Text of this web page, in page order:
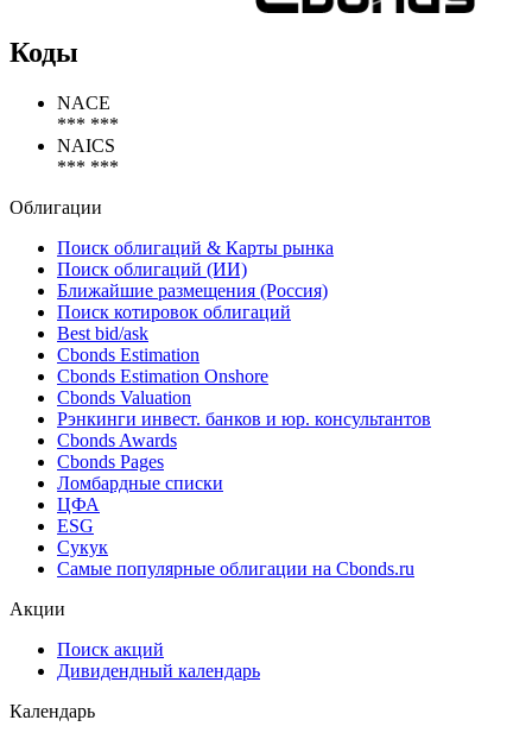
Коды
NACE
*** ***
NAICS
*** ***
Облигации
Поиск облигаций & Карты рынка
Поиск облигаций (ИИ)
Ближайшие размещения (Россия)
Поиск котировок облигаций
Best bid/ask
Cbonds Estimation
Cbonds Estimation Onshore
Cbonds Valuation
Рэнкинги инвест. банков и юр. консультантов
Cbonds Awards
Cbonds Pages
Ломбардные списки
ЦФА
ESG
Сукук
Самые популярные облигации на Cbonds.ru
Акции
Поиск акций
Дивидендный календарь
Календарь